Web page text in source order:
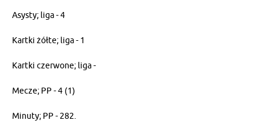
Asysty; liga - 4
Kartki żółte; liga - 1
Kartki czerwone; liga -
Mecze; PP - 4 (1)
Minuty; PP - 282.